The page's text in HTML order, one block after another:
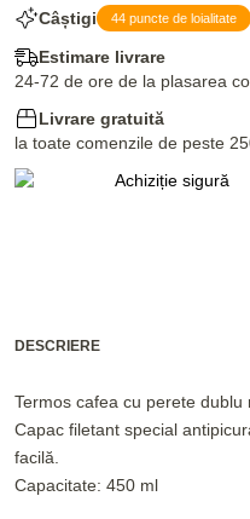
Câștigi 44 puncte de loialitate
Estimare livrare
24-72 de ore de la plasarea
Livrare gratuită
la toate comenzile de peste
DESCRIERE
Termos cafea cu perete dublu
Capac filetant special
facilă.
Capacitate: 450 ml